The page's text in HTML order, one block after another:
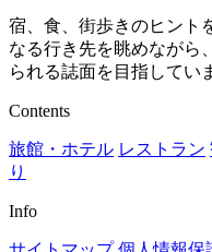
宿、食、街歩きのヒント
なる行き先を眺めながら
られる誌面を目指してい
Contents
旅館・ホテル レストラン
り
Info